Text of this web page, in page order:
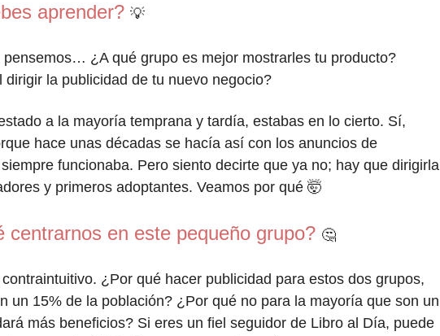
aprender? 💡
pensemos… ¿A qué grupo es mejor mostrarles tu producto?
dirigir la publicidad de tu nuevo negocio?
a la mayoría temprana y tardía, estabas en lo cierto. Sí,
hace unas décadas se hacía así con los anuncios de
funcionaba. Pero siento decirte que ya no; hay que dirigirla
y primeros adoptantes. Veamos por qué 🤯
centrarnos en este pequeño grupo? 🤔
¿Por qué hacer publicidad para estos dos grupos,
un 15% de la población? ¿Por qué no para la mayoría que son un
más beneficios? Si eres un fiel seguidor de Libro al Día, puede